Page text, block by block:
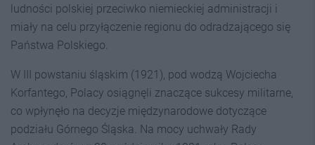
ludności polskiej przeciwko niemieckiej administracji i
miały na celu przyłączenie regionu do odradzającego się
Państwa Polskiego.
W III powstaniu śląskim (1921), pod wodzą Wojciecha
Korfantego, Polacy osiągnęli znaczące sukcesy militarne,
co wpłynęło na decyzje międzynarodowe dotyczące
podziału Górnego Śląska. Na mocy uchwały Rady